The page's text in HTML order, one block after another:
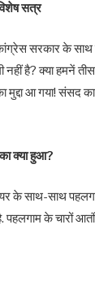
सत्र
सरकार के साथ
नहीं है? क्या हमनें
मुद्दा आ गया! संसद
क्या हुआ?
के साथ-साथ
पहलगाम के चारों